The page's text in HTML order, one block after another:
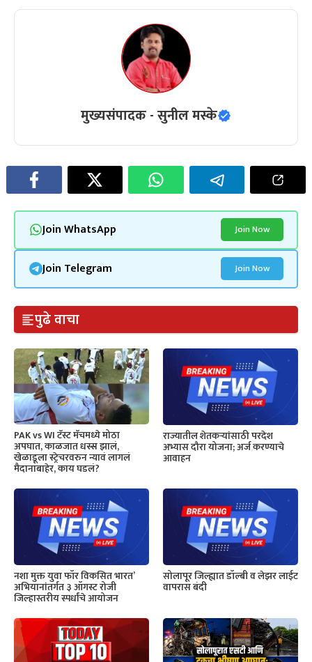
मुख्यसंपादक - सुनील मस्के
Join WhatsApp Join Now
Join Telegram Join Now
पुढे वाचा
PAK vs WI टॅस्ट मॅचमध्ये मोठा
अपघात, काळजात धस्स झालं,
खेळाडूला स्ट्रेचरवरुन न्यावं लागलं
मैदानाबाहेर, काय घडलं?
राज्यातील शेतकऱ्यांसाठी परदेश
अभ्यास दौरा योजना; अर्ज करण्याचे
आवाहन
नशा मुक्त युवा फॉर विकसित भारत’
अभियानांतर्गत ३ ऑगस्ट रोजी
जिल्हास्तरीय स्पर्धांचे आयोजन
सोलापूर जिल्ह्यात डॉल्बी व लेझर लाईट
वापरास बंदी